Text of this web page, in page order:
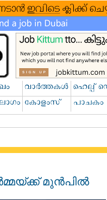
മുന്‍പില്‍